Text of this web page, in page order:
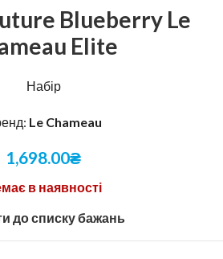
Blueberry Le
Elite
Набір
Le Chameau
1,698.00₴
в наявності
до списку бажань